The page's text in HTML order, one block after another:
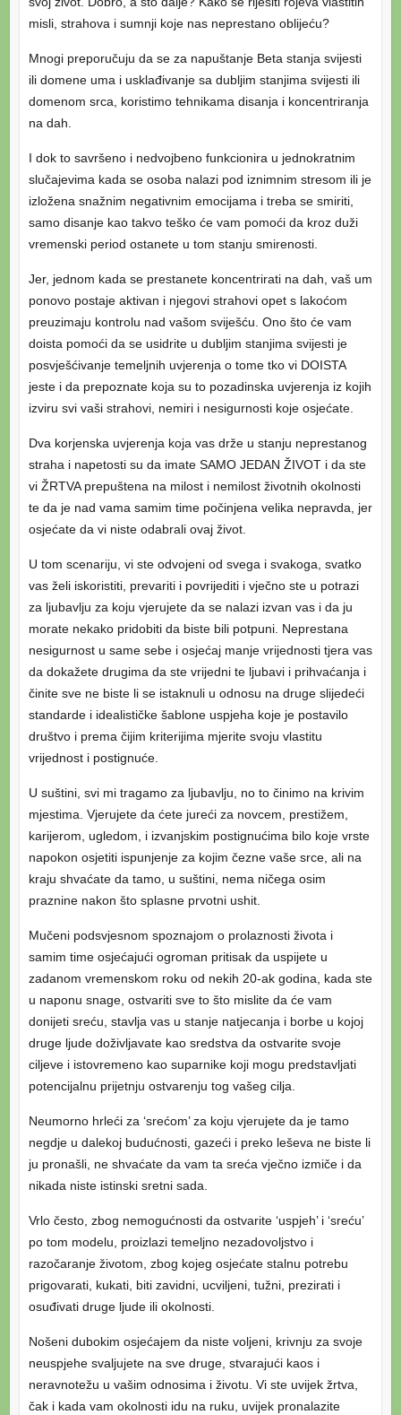
misli, strahova i sumnji koje nas neprestano oblijeću?
Mnogi preporučuju da se za napuštanje Beta stanja svijesti
ili domene uma i usklađivanje sa dubljim stanjima svijesti ili
domenom srca, koristimo tehnikama disanja i koncentriranja
na dah.
I dok to savršeno i nedvojbeno funkcionira u jednokratnim
slučajevima kada se osoba nalazi pod iznimnim stresom ili je
izložena snažnim negativnim emocijama i treba se smiriti,
samo disanje kao takvo teško će vam pomoći da kroz duži
vremenski period ostanete u tom stanju smirenosti.
Jer, jednom kada se prestanete koncentrirati na dah, vaš um
ponovo postaje aktivan i njegovi strahovi opet s lakoćom
preuzimaju kontrolu nad vašom sviješću. Ono što će vam
doista pomoći da se usidrite u dubljim stanjima svijesti je
posvješćivanje temeljnih uvjerenja o tome tko vi DOISTA
jeste i da prepoznate koja su to pozadinska uvjerenja iz kojih
izviru svi vaši strahovi, nemiri i nesigurnosti koje osjećate.
Dva korjenska uvjerenja koja vas drže u stanju neprestanog
straha i napetosti su da imate SAMO JEDAN ŽIVOT i da ste
vi ŽRTVA prepuštena na milost i nemilost životnih okolnosti
te da je nad vama samim time počinjena velika nepravda, jer
osjećate da vi niste odabrali ovaj život.
U tom scenariju, vi ste odvojeni od svega i svakoga, svatko
vas želi iskoristiti, prevariti i povrijediti i vječno ste u potrazi
za ljubavlju za koju vjerujete da se nalazi izvan vas i da ju
morate nekako pridobiti da biste bili potpuni. Neprestana
nesigurnost u same sebe i osjećaj manje vrijednosti tjera vas
da dokažete drugima da ste vrijedni te ljubavi i prihvaćanja i
činite sve ne biste li se istaknuli u odnosu na druge slijedeći
standarde i idealističke šablone uspjeha koje je postavilo
društvo i prema čijim kriterijima mjerite svoju vlastitu
vrijednost i postignuće.
U suštini, svi mi tragamo za ljubavlju, no to činimo na krivim
mjestima. Vjerujete da ćete jureći za novcem, prestižem,
karijerom, ugledom, i izvanjskim postignućima bilo koje vrste
napokon osjetiti ispunjenje za kojim čezne vaše srce, ali na
kraju shvaćate da tamo, u suštini, nema ničega osim
praznine nakon što splasne prvotni ushit.
Mučeni podsvjesnom spoznajom o prolaznosti života i
samim time osjećajući ogroman pritisak da uspijete u
zadanom vremenskom roku od nekih 20-ak godina, kada ste
u naponu snage, ostvariti sve to što mislite da će vam
donijeti sreću, stavlja vas u stanje natjecanja i borbe u kojoj
druge ljude doživljavate kao sredstva da ostvarite svoje
ciljeve i istovremeno kao suparnike koji mogu predstavljati
potencijalnu prijetnju ostvarenju tog vašeg cilja.
Neumorno hrleći za ‘srećom’ za koju vjerujete da je tamo
negdje u dalekoj budućnosti, gazeći i preko leševa ne biste li
ju pronašli, ne shvaćate da vam ta sreća vječno izmiče i da
nikada niste istinski sretni sada.
Vrlo često, zbog nemogućnosti da ostvarite ‘uspjeh’ i ‘sreću’
po tom modelu, proizlazi temeljno nezadovoljstvo i
razočaranje životom, zbog kojeg osjećate stalnu potrebu
prigovarati, kukati, biti zavidni, ucviljeni, tužni, prezirati i
osuđivati druge ljude ili okolnosti.
Nošeni dubokim osjećajem da niste voljeni, krivnju za svoje
neuspjehe svaljujete na sve druge, stvarajući kaos i
neravnotežu u vašim odnosima i životu. Vi ste uvijek žrtva,
čak i kada vam okolnosti idu na ruku, uvijek pronalazite